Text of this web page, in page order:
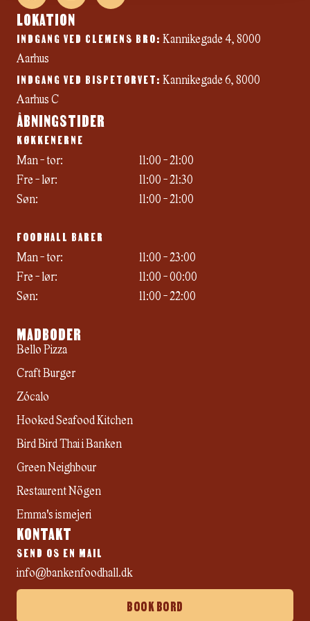
c
e
b
o
k
s
t
a
a
u
u
LOKATION
INDGANG VED CLEMENS BRO: Kannikegade 4, 8000
Aarhus
INDGANG VED BISPETORVET: Kannikegade 6, 8000
Aarhus C
ÅBNINGSTIDER
KØKKENERNE
Man - tor:
11:00 - 21:00
Fre - lør:
11:00 - 21:30
Søn:
11:00 - 21:00
FOODHALL BARER
Man - tor:
11:00 - 23:00
Fre - lør:
11:00 - 00:00
Søn:
11:00 - 22:00
MADBODER
Bello Pizza
Craft Burger
Zócalo
Hooked Seafood Kitchen
Bird Bird Thai i Banken
Green Neighbour
Restaurent Nögen
Emma's ismejeri
KONTAKT
SEND OS EN MAIL
info@bankenfoodhall.dk
BOOK BORD